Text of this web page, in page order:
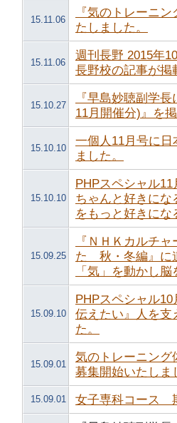
15.11.06
『気のトレーニ
たしました。
15.11.06
週刊長野 2015年
長野校の記事が掲
15.10.27
『早島妙聴副学
11月開催分)』を
15.10.10
一個人11月号に
ました。
15.10.10
PHPスペシャル
ちゃんと好きにな
をもっと好きに
15.09.25
『ＮＨＫカルチ
た 秋・冬編』に
「気」を動かし
15.09.10
PHPスペシャル
伝えたい』人を支
た。
15.09.01
気のトレーニン
募集開始いたしま
15.09.01 女子専科コース